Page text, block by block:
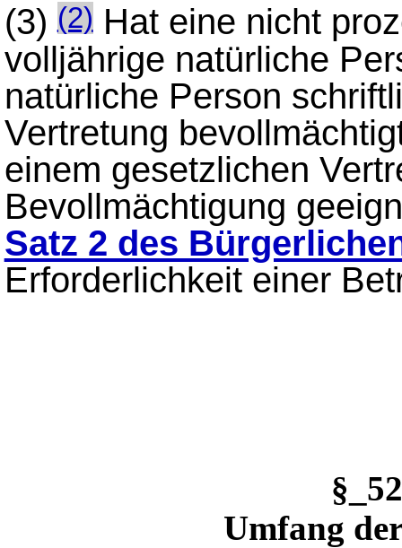
(3)(2) Hat eine nicht
volljährige natürliche
natürliche Person
Vertretung
einem gesetzlichen
Bevollmächtigung
Satz 2 des
Erforderlichkeit einer
Umfang